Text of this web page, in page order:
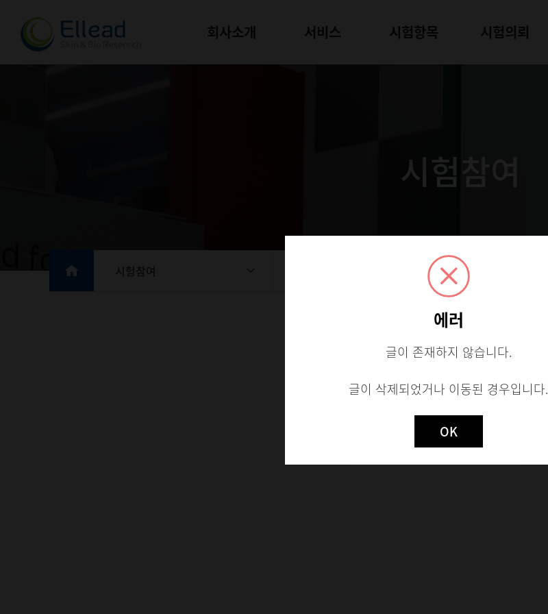
회사소개 서비스 시험항목 시험의뢰
시험참여
시험참여
시험 모집
에러
글이 존재하지 않습니다.
글이 삭제되었거나 이동된 경우입니다.
OK